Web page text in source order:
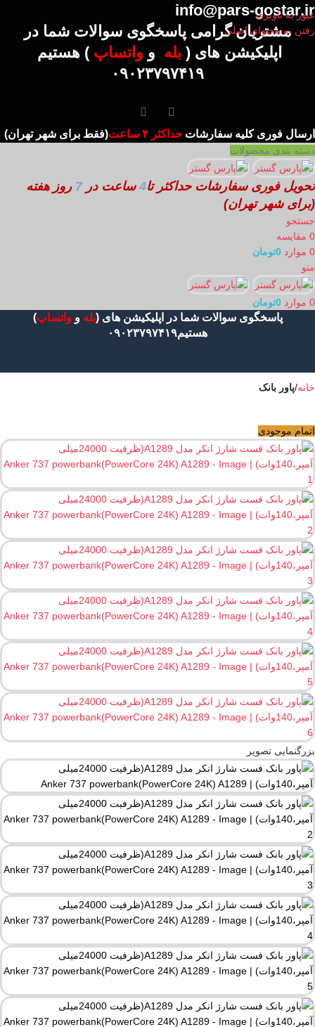
عبور به ناوبری
رفتن به محتوای اصلی
info@pars-gostar.ir
مشتریان گرامی پاسخگوی سوالات شما در
اپلیکیشن های ( بله و واتساپ ) هستیم
۰۹۰۲۳۷۹۷۴۱۹
ارسال فوری کلیه سفارشات حداکثر ۴ ساعت (فقط برای شهر تهران)
دسته بندی محصولات
تحویل فوری سفارشات حداکثر تا4 ساعت در7 روز هفته
(برای شهر تهران)
جستجو
0 مقایسه
0 موارد 0تومان
منو
0 موارد 0تومان
پاسخگوی سوالات شما در اپلیکیشن های (بله وواتساپ)
هستیم۰۹۰۲۳۷۹۷۴۱۹
خانه پاور بانک
اتمام موجودی
بزرگنمایی تصویر